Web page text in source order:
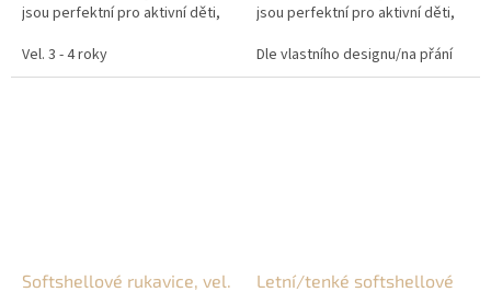
jsou perfektní pro aktivní děti,
potřebují udržet ruce v teple.
Díky fleesové...
Vel. 3 - 4 roky
jsou perfektní pro aktivní děti,
potřebují udržet ruce v teple.
Díky fleesové...
Dle vlastního designu/na přání
Softshellové rukavice, vel.
Letní/tenké softshellové